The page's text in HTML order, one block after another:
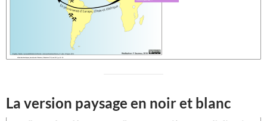
La version paysage en noir et blanc